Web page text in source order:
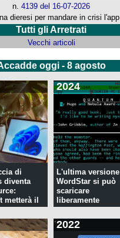
n.4139 del 16-07-2026
dieresi per mandare in crisi
Tutti gli Arretrati
Vecchi articoli
oggi - 8 agosto
di
diventa
metterà il
2024
L'ultima
WordStar si può
scaricare
liberamente
2022